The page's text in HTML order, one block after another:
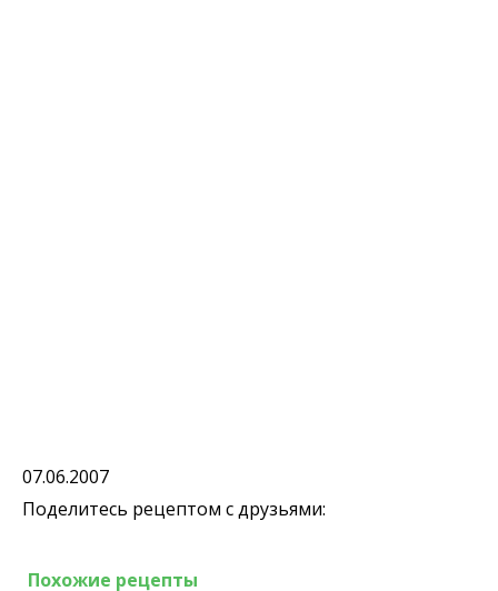
07.06.2007
Поделитесь рецептом с друзьями:
Похожие рецепты